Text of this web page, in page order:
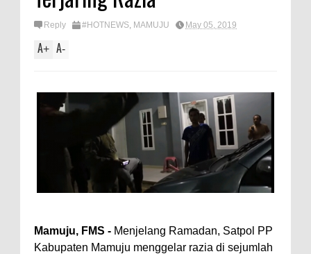
Reply #HOTNEWS, MAMUJU May 05, 2019
A+ A-
Mamuju, FMS - Menjelang Ramadan, Satpol PP
Kabupaten Mamuju menggelar razia di sejumlah